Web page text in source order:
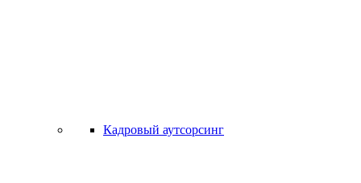
Кадровый аутсорсинг